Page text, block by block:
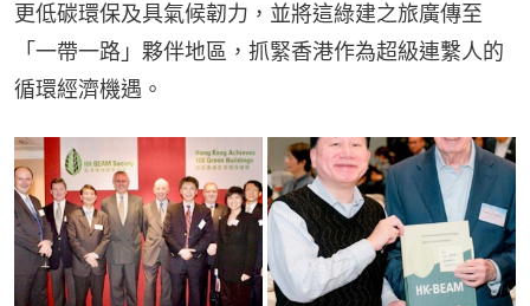
更低碳環保及具氣候韌力，並將這綠建之旅廣傳至
「一帶一路」夥伴地區，抓緊香港作為超級連繫人的
循環經濟機遇。